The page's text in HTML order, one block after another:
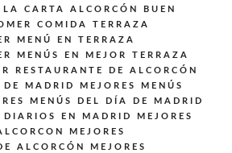
CARTA ALCORCÓN BUEN
COMIDA TERRAZA
MENÚ EN TERRAZA
MENÚS EN MEJOR TERRAZA
RESTAURANTE DE ALCORCÓN
DE MADRID
MEJORES MENÚS
MENÚS DEL DÍA DE MADRID
DIARIOS EN MADRID
MEJORES
MEJORES
ALCORCÓN
MEJORES